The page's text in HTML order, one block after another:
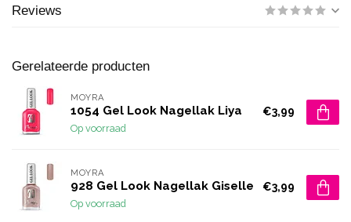
Reviews
Gerelateerde producten
MOYRA
1054 Gel Look Nagellak Liya
Op voorraad
€3,99
MOYRA
928 Gel Look Nagellak Giselle
Op voorraad
€3,99